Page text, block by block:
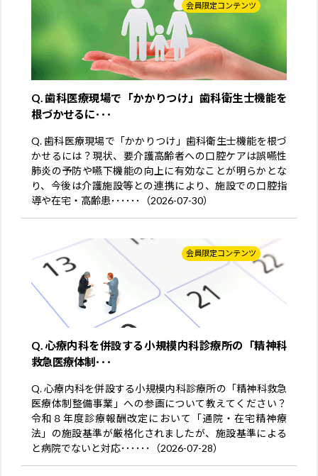
会員限定コンテンツ
Q. 歯科医療現場で「かかりつけ」歯科衛生士機能を
根づかせるに･･･
Q. 歯科医療現場で「かかりつけ」歯科衛生士機能を根づ
かせるには？現状、要介護高齢者への口腔ケアは誤嚥性
肺炎の予防や嚥下機能の向上に有効なことが明らかとな
り、今後は介護施設等との連携により、施設での口腔指
導や在宅・高齢患･･････（2026-07-30）
会員限定コンテンツ
Q. 心療内科を併設する小規模内科診療所の「精神科
救急医療体制･･･
Q. 心療内科を併設する小規模内科診療所の「精神科救急
医療体制整備事業」への参画について教えてください？
令和８年度診療報酬改定において「通院・在宅精神療
法」の施設基準が厳格化されましたが、施設基準による
と病院でないと対応･･････（2026-07-28）